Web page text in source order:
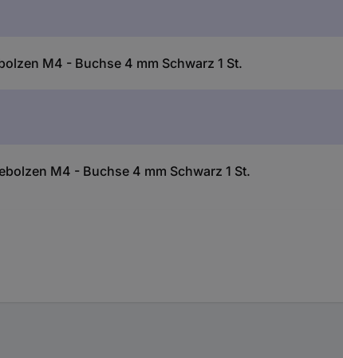
M4 - Buchse 4 mm Schwarz 1 St.
M4 - Buchse 4 mm Schwarz 1 St.